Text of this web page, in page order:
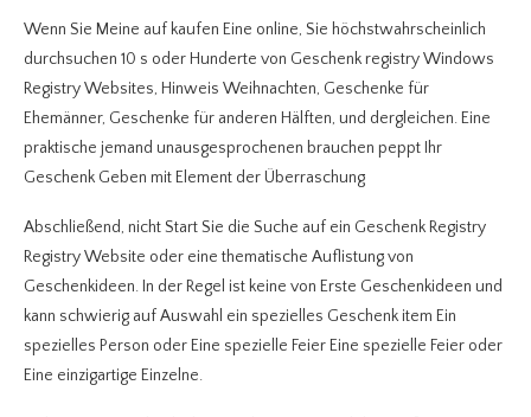
Wenn Sie Meine auf kaufen Eine online, Sie höchstwahrscheinlich
durchsuchen 10 s oder Hunderte von Geschenk registry Windows
Registry Websites, Hinweis Weihnachten, Geschenke für
Ehemänner, Geschenke für anderen Hälften, und dergleichen. Eine
praktische jemand unausgesprochenen brauchen peppt Ihr
Geschenk Geben mit Element der Überraschung
Abschließend, nicht Start Sie die Suche auf ein Geschenk Registry
Registry Website oder eine thematische Auflistung von
Geschenkideen. In der Regel ist keine von Erste Geschenkideen und
kann schwierig auf Auswahl ein spezielles Geschenk item Ein
spezielles Person oder Eine spezielle Feier Eine spezielle Feier oder
Eine einzigartige Einzelne.